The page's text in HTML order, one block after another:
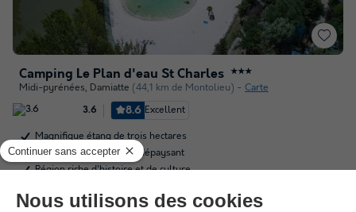
Camping Le Plan d'eau St Charles ★★★
Midi-pyrénées, Damiatte (44,1 km de Montolieu) Carte
3.6 8.6 Excellent
Magnifique étang de trois hectares
Dans un cadre calme et dépaysant
Région riche d'histoire et de culture